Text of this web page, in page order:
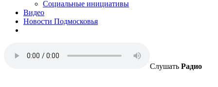
Социальные инициативы
Видео
Новости Подмосковья
Слушать Радио